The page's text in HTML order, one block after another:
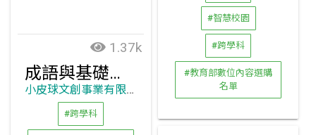
#智慧校園
#跨學科
#教育部數位內容選購
名單
1.37k
成語與基礎程式語言設計青少年暑假線上研習營影片
小皮球文創事業有限公司
#跨學科